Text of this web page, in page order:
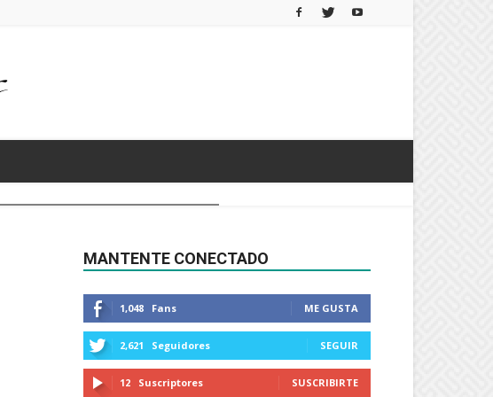
MANTENTE CONECTADO
1,048 Fans ME GUSTA
2,621 Seguidores SEGUIR
12 Suscriptores SUSCRIBIRTE